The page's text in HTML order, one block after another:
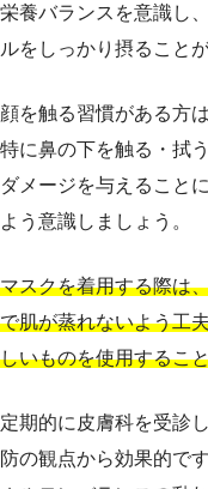
栄養バランスを意識し
ルをしっかり摂ること
顔を触る習慣がある方
特に鼻の下を触る・拭
ダメージを与えること
よう意識しましょう。
マスクを着用する際は
で肌が蒸れないよう工
しいものを使用するこ
定期的に皮膚科を受診
防の観点から効果的で